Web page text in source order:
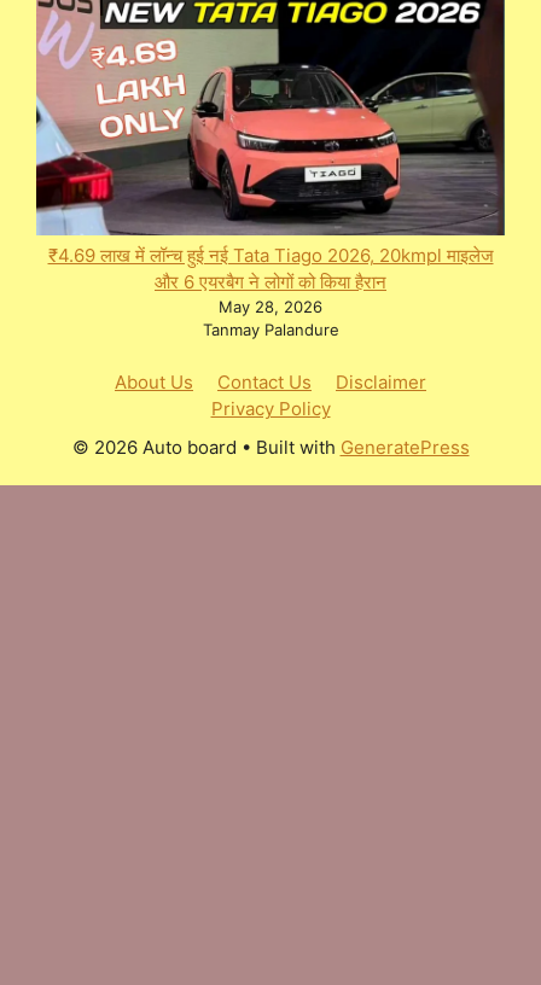
₹4.69 लाख में लॉन्च हुई नई Tata Tiago 2026, 20kmpl माइलेज
और 6 एयरबैग ने लोगों को किया हैरान
May 28, 2026
Tanmay Palandure
About Us Contact Us
Disclaimer
Privacy Policy
© 2026 Auto board • Built with GeneratePress